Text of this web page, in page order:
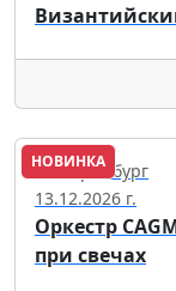
НОВИНКА
Екатеринбург
13.12.2026 г.
Оркестр
при свечах